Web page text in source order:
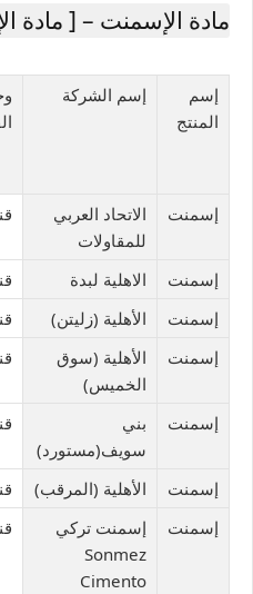
مادة الإسمنت – [ مادة
إسم
المنتج
إسم الشركة
إسمنت
الاتحاد العربي
للمقاولات
إسمنت الاهلية لبدة
إسمنت
الأهلية (زليتن)
إسمنت
الأهلية (سوق
الخميس)
إسمنت
بني
سويف(مستورد)
إسمنت الأهلية (المرقب)
إسمنت
إسمنت تركي
Sonmez
Cimento